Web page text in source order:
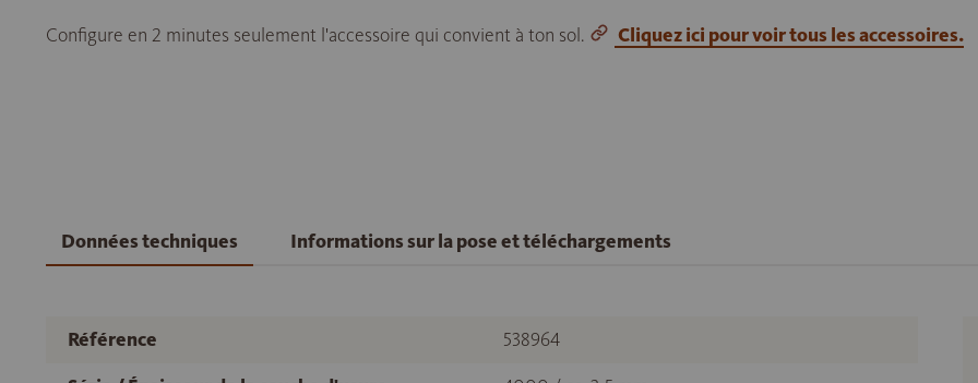
Configure en 2 minutes seulement l'accessoire qui convient à ton sol. Cliquez ici pour voir tous les accessoires.
Données techniques Informations sur la pose et téléchargements
Référence
538964